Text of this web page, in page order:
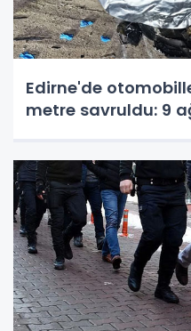
Edirne'de
metre savruldu: 9